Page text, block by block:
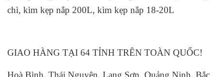
chì, kìm kẹp nắp 200L, kìm kẹp nắp 18-20L
GIAO HÀNG TẠI 64 TỈNH TRÊN TOÀN QUỐC!
Hoà Bình, Thái Nguyên, Lạng Sơn, Quảng Ninh, Bắc